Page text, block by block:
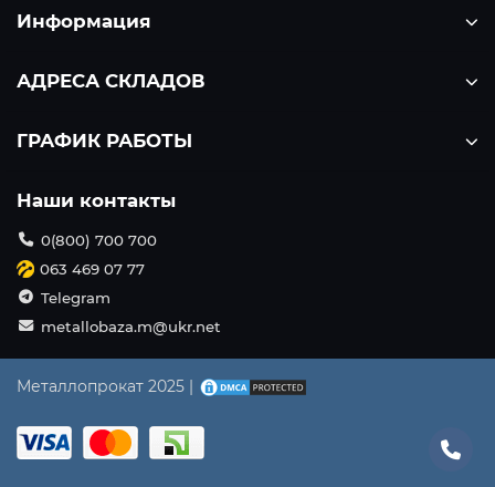
Информация
АДРЕСА СКЛАДОВ
ГРАФИК РАБОТЫ
Наши контакты
0(800) 700 700
063 469 07 77
Telegram
metallobaza.m@ukr.net
Металлопрокат 2025 |